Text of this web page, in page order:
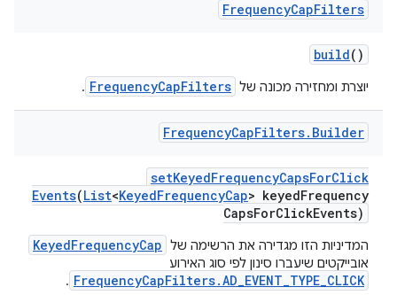
FrequencyCapFilters
build()
יוצרת ומחזירה מכונה של FrequencyCapFilters
.
FrequencyCapFilters. Builder
setKeyedFrequencyCapsForClick
Events(List<KeyedFrequencyCap> keyedFrequency
CapsForClickEvents)
המדיניות הזו מגדירה את הרשימה של KeyedFrequencyCap
אובייקטים שיעברו סינון לפי סוג האירוע
FrequencyCapFilters.AD_EVENT_TYPE_CLICK
.